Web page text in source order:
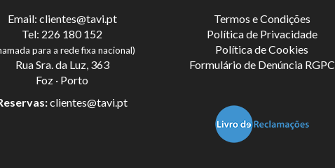
Email: clientes@tavi.pt
Tel: 226 180 152
para a rede fixa nacional)
Rua Sra. da Luz, 363
Foz · Porto
clientes@tavi.pt
Termos e Condições
Política de Privacidade
Política de Cookies
Formulário de Denúncia RGPC